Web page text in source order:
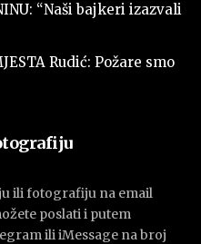
“Naši bajkeri izazvali
Rudić: Požare smo
ili fotografiju na email
poslati i putem
ili iMessage na broj